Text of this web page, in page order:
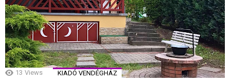
13 Views KIADÓ VENDÉGHÁZ